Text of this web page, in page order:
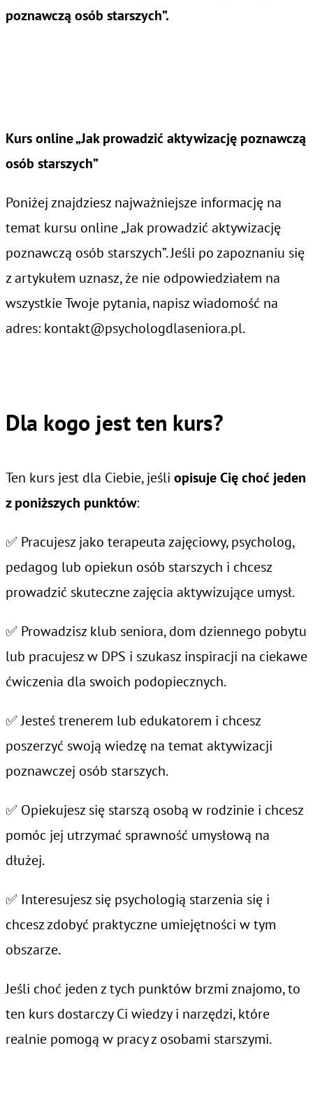
poznawczą osób starszych”.
Kurs online „Jak prowadzić aktywizację poznawczą
osób starszych”
Poniżej znajdziesz najważniejsze informację na
temat kursu online „Jak prowadzić aktywizację
poznawczą osób starszych”. Jeśli po zapoznaniu się
z artykułem uznasz, że nie odpowiedziałem na
wszystkie Twoje pytania, napisz wiadomość na
adres: kontakt@psychologdlaseniora.pl.
Dla kogo jest ten kurs?
Ten kurs jest dla Ciebie, jeśli opisuje Cię choć jeden
z poniższych punktów:
✅ Pracujesz jako terapeuta zajęciowy, psycholog,
pedagog lub opiekun osób starszych i chcesz
prowadzić skuteczne zajęcia aktywizujące umysł.
✅ Prowadzisz klub seniora, dom dziennego pobytu
lub pracujesz w DPS i szukasz inspiracji na ciekawe
ćwiczenia dla swoich podopiecznych.
✅ Jesteś trenerem lub edukatorem i chcesz
poszerzyć swoją wiedzę na temat aktywizacji
poznawczej osób starszych.
✅ Opiekujesz się starszą osobą w rodzinie i chcesz
pomóc jej utrzymać sprawność umysłową na
dłużej.
✅ Interesujesz się psychologią starzenia się i
chcesz zdobyć praktyczne umiejętności w tym
obszarze.
Jeśli choć jeden z tych punktów brzmi znajomo, to
ten kurs dostarczy Ci wiedzy i narzędzi, które
realnie pomogą w pracy z osobami starszymi.